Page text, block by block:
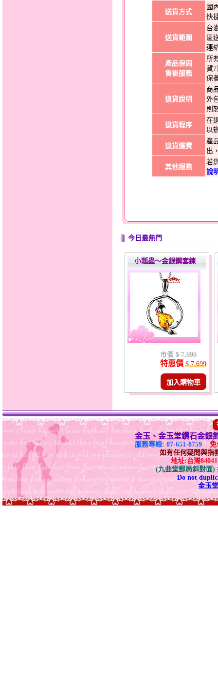
送貨方式
國
快
送貨範圍
台
區
連
產品保固
售後服務
所
貨
保
退貨說明
商
外
則
退貨程序
在
以
退貨運費
產
出
其他服務
若
說
今日最熱門
小瓢蟲～金銀鋼套鍊
市價 $ 7,999
特惠價 $ 7,699
加入購物車
金玉、金玉堂鑽石金銀
服務專線: 07-651-8759
免
如有任何疑問與指
地址:台灣
(九曲堂郵局斜對面)
Do not
金玉